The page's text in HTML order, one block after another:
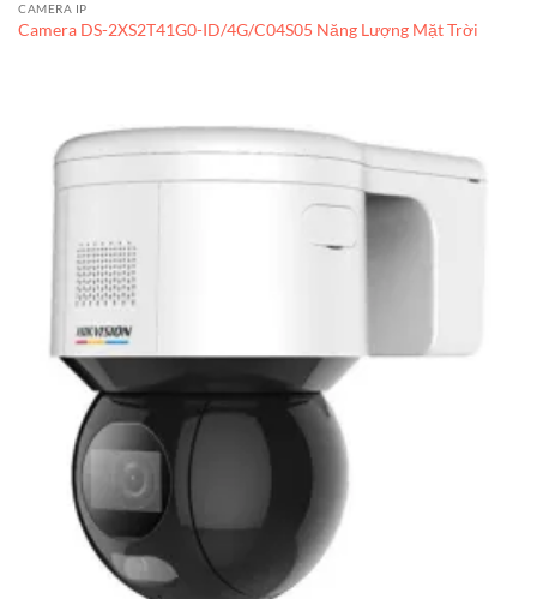
CAMERA IP
Camera DS-2XS2T41G0-ID/4G/C04S05 Năng Lượng Mặt Trời